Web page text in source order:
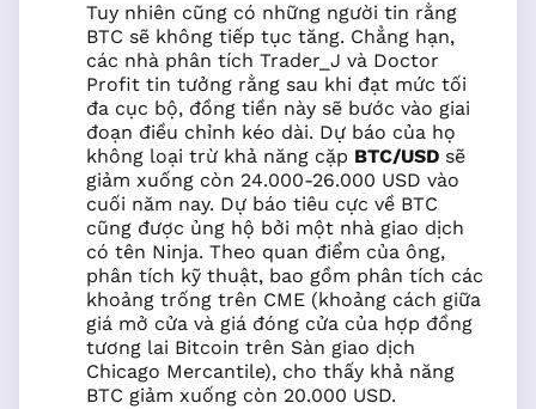
Tuy nhiên cũng có những người tin rằng
BTC sẽ không tiếp tục tăng. Chẳng hạn,
các nhà phân tích Trader_J và Doctor
Profit tin tưởng rằng sau khi đạt mức tối
đa cục bộ, đồng tiền này sẽ bước vào giai
đoạn điều chỉnh kéo dài. Dự báo của họ
không loại trừ khả năng cặp BTC/USD sẽ
giảm xuống còn 24.000-26.000 USD vào
cuối năm nay. Dự báo tiêu cực về BTC
cũng được ủng hộ bởi một nhà giao dịch
có tên Ninja. Theo quan điểm của ông,
phân tích kỹ thuật, bao gồm phân tích các
khoảng trống trên CME (khoảng cách giữa
giá mở cửa và giá đóng cửa của hợp đồng
tương lai Bitcoin trên Sàn giao dịch
Chicago Mercantile), cho thấy khả năng
BTC giảm xuống còn 20.000 USD.